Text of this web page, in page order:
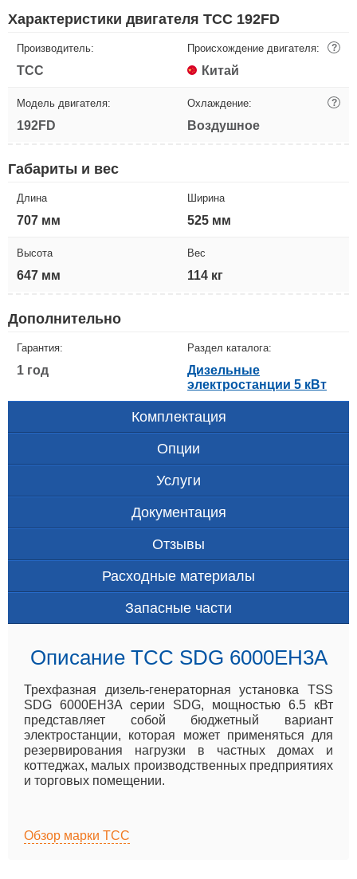
Характеристики двигателя ТСС 192FD
Производитель:
ТСС
Происхождение двигателя: ?
Китай
Модель двигателя:
192FD
Охлаждение: ?
Воздушное
Габариты и вес
Длина
707 мм
Ширина
525 мм
Высота
647 мм
Вес
114 кг
Дополнительно
Гарантия:
1 год
Раздел каталога:
Дизельные
электростанции 5 кВт
Комплектация
Опции
Услуги
Документация
Отзывы
Расходные материалы
Запасные части
Описание ТСС SDG 6000EH3A
Трехфазная дизель-генераторная установка TSS
SDG 6000EH3A серии SDG, мощностью 6.5 кВт
представляет собой бюджетный вариант
электростанции, которая может применяться для
резервирования нагрузки в частных домах и
коттеджах, малых производственных предприятиях
и торговых помещении.
Обзор марки ТСС